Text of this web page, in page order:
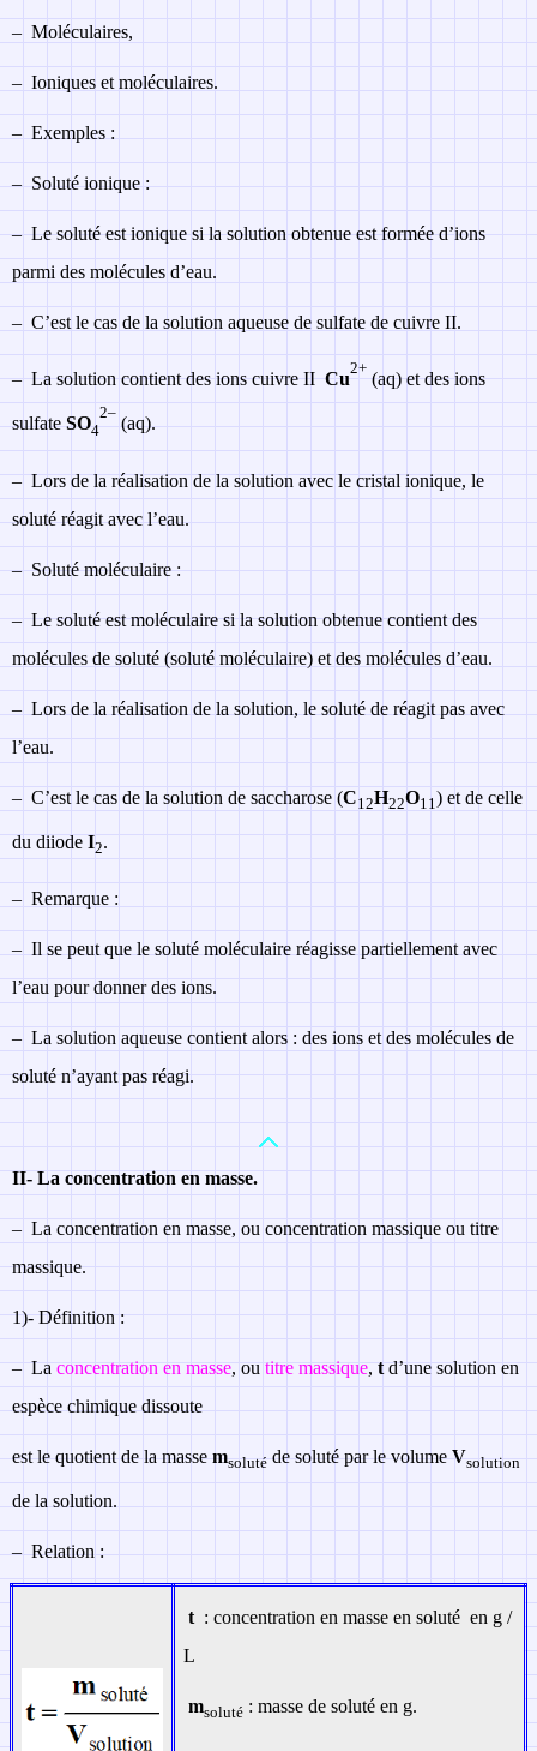
– Moléculaires,
– Ioniques et moléculaires.
– Exemples :
– Soluté ionique :
– Le soluté est ionique si la solution obtenue est formée d’ions
parmi des molécules d’eau.
– C’est le cas de la solution aqueuse de sulfate de cuivre II.
– La solution contient des ions cuivre II Cu
2+
(aq) et des ions
sulfate SO4
2–
(aq).
– Lors de la réalisation de la solution avec le cristal ionique, le
soluté réagit avec l’eau.
– Soluté moléculaire :
– Le soluté est moléculaire si la solution obtenue contient des
molécules de soluté (soluté moléculaire) et des molécules d’eau.
– Lors de la réalisation de la solution, le soluté de réagit pas avec
l’eau.
– C’est le cas de la solution de saccharose (C12H22O11) et de celle
du diiode I2.
– Remarque :
– Il se peut que le soluté moléculaire réagisse partiellement avec
l’eau pour donner des ions.
– La solution aqueuse contient alors : des ions et des molécules de
soluté n’ayant pas réagi.
II- La concentration en masse.
– La concentration en masse, ou concentration massique ou titre
massique.
1)- Définition :
– La concentration en masse, ou titre massique, t d’une solution en
espèce chimique dissoute
est le quotient de la masse msoluté de soluté par le volume Vsolution
de la solution.
– Relation :
t : concentration en masse en soluté en g /
L
msoluté: masse de soluté en g.